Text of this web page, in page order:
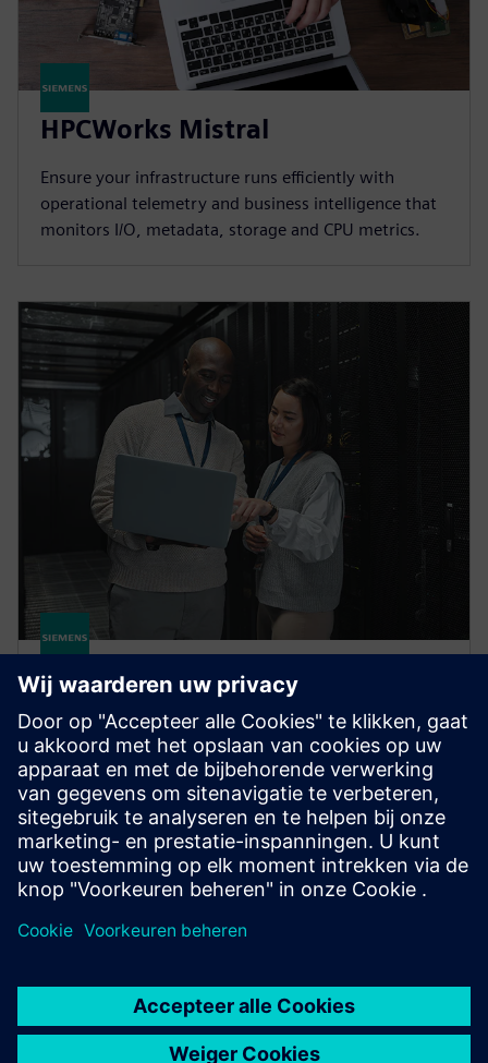
HPCWorks Mistral
Ensure your infrastructure runs efficiently with
operational telemetry and business intelligence that
monitors I/O, metadata, storage and CPU metrics.
HPCWorks PBS Professional
Improve productivity, optimize utilization and
simplify cluster and cloud administration — from the
largest HPC workloads to millions of small, high-
throughput jobs.